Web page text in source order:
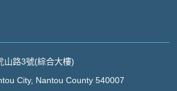
山路3號(綜合大樓)
City, Nantou County 540007